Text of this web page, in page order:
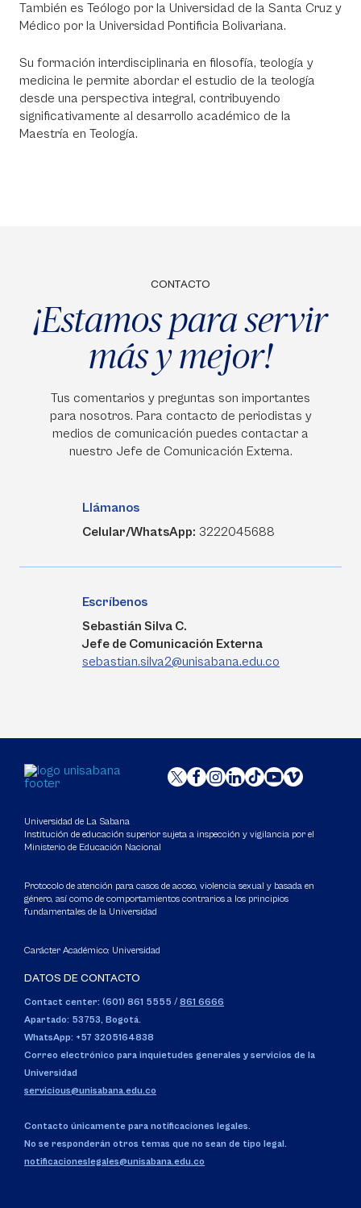
También es Teólogo por la Universidad de la Santa Cruz y
Médico por la Universidad Pontificia Bolivariana.
Su formación interdisciplinaria en filosofía, teología y
medicina le permite abordar el estudio de la teología
desde una perspectiva integral, contribuyendo
significativamente al desarrollo académico de la
Maestría en Teología.
CONTACTO
¡Estamos para servir
más y mejor!
Tus comentarios y preguntas son importantes
para nosotros. Para contacto de periodistas y
medios de comunicación puedes contactar a
nuestro Jefe de Comunicación Externa.
Llámanos
Celular/WhatsApp: 3222045688
Escríbenos
Sebastián Silva C.
Jefe de Comunicación Externa
sebastian.silva2@unisabana.edu.co
Universidad de La Sabana
Institución de educación superior sujeta a inspección y vigilancia por el
Ministerio de Educación Nacional
Protocolo de atención para casos de acoso, violencia sexual y basada en
género, así como de comportamientos contrarios a los principios
fundamentales de la Universidad
Carácter Académico: Universidad
DATOS DE CONTACTO
Contact center: (601) 861 5555 / 861 6666
Apartado: 53753, Bogotá.
WhatsApp: +57 3205164838
Correo electrónico para inquietudes generales y servicios de la
Universidad
servicious@unisabana.edu.co
Contacto únicamente para notificaciones legales.
No se responderán otros temas que no sean de tipo legal.
notificacioneslegales@unisabana.edu.co